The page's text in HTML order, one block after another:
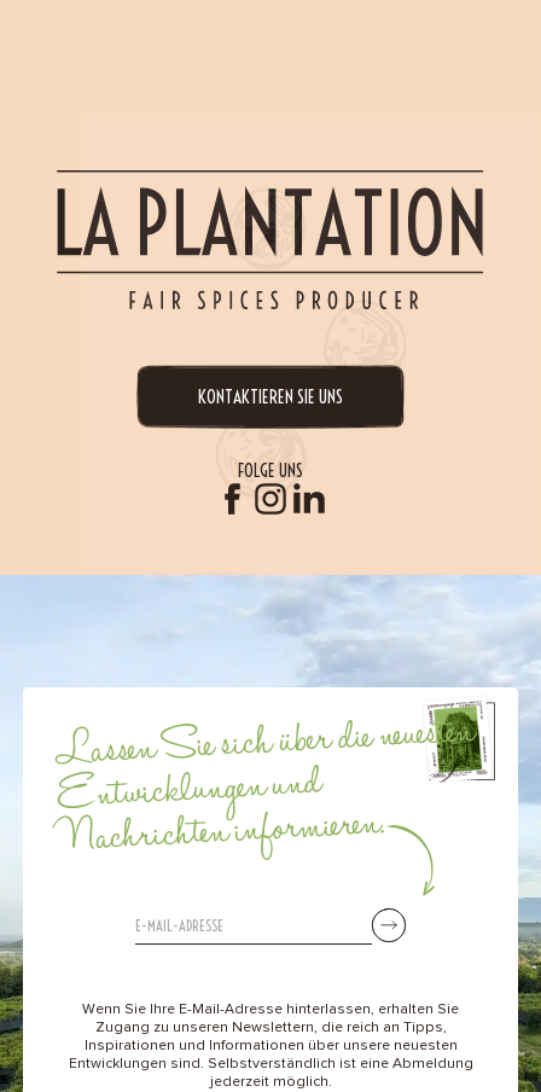
KONTAKTIEREN SIE UNS
FOLGE UNS
Lassen Sie sich über die neuesten
Entwicklungen und
Nachrichten informieren.
Wenn Sie Ihre E-Mail-Adresse hinterlassen, erhalten Sie
Zugang zu unseren Newslettern, die reich an Tipps,
Inspirationen und Informationen über unsere neuesten
Entwicklungen sind. Selbstverständlich ist eine Abmeldung
jederzeit möglich.